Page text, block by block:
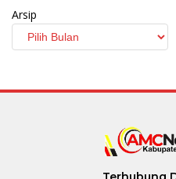
Arsip